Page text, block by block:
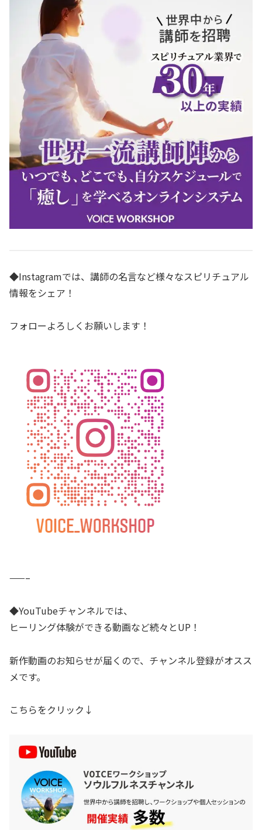
◆Instagramでは、講師の名言など様々なスピリチュアル
情報をシェア！
フォローよろしくお願いします！
——–
◆YouTubeチャンネルでは、
ヒーリング体験ができる動画など続々とUP！
新作動画のお知らせが届くので、チャンネル登録がオスス
メです。
こちらをクリック↓